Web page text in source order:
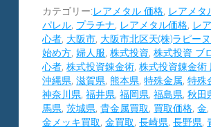
カテゴリー:レアメタル 価格, レアメタ
パレル, プラチナ, レアメタル価格, レ
心者, 大阪市, 大阪市北区天(株)ラピー
始め方,婦人服,株式投資,株式投資 ブ
心者,株式投資錬金術,株式投資錬金術
沖縄県,滋賀県,熊本県,特殊金属,特殊
神奈川県,福井県,福岡県,福島県,秋田
馬県,茨城県,貴金属買取, 買取価格,金
金メッキ買取,金買取,長崎県,長野県,